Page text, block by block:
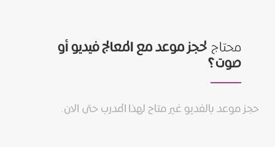
محتاج لحجز موعد مع المعالج فيديو أو
صوت؟
حجز موعد بالفديو غير متاح لهذا المدرب حتى الان.